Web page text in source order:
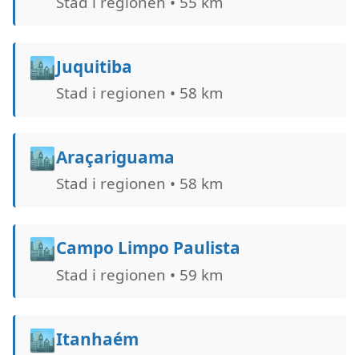
🏙️Juquitiba
Stad i regionen • 58 km
🏙️Araçariguama
Stad i regionen • 58 km
🏙️Campo Limpo Paulista
Stad i regionen • 59 km
🏙️Itanhaém